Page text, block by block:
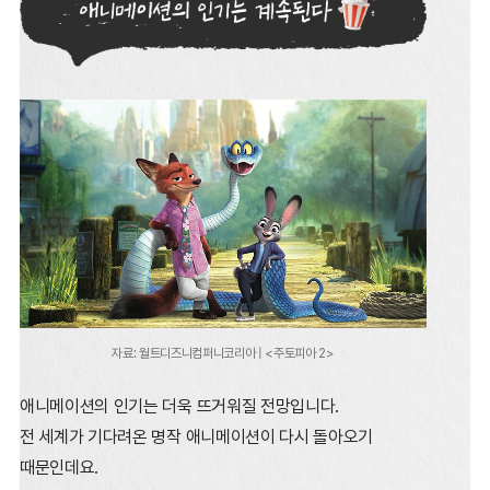
자료: 월트디즈니컴퍼니코리아 | <주토피아 2>
애니메이션의 인기는 더욱 뜨거워질 전망입니다.
전 세계가 기다려온 명작 애니메이션이 다시 돌아오기
때문인데요.